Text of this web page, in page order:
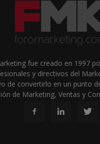
fue creado en 1997
y directivos del
de convertirlo en un punto
de Marketing, Ventas y